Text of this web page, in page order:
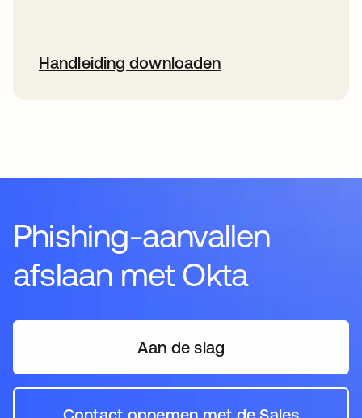
Handleiding downloaden
Phishing-aanvallen
afslaan met Okta
Aan de slag
Contact opnemen met de Sales